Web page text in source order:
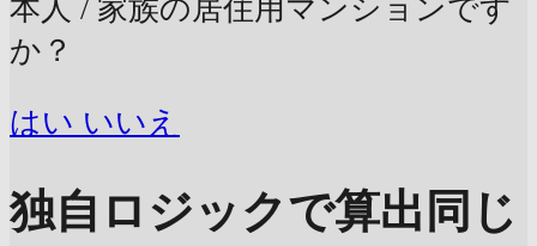
本人 / 家族の居住用マンションです
か？
はい いいえ
独自ロジックで算出 同じ